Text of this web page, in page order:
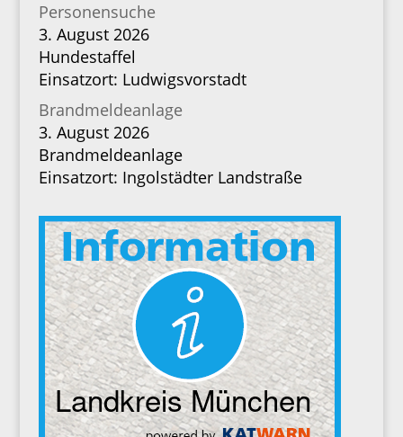
Personensuche
3. August 2026
Hundestaffel
Einsatzort: Ludwigsvorstadt
Brandmeldeanlage
3. August 2026
Brandmeldeanlage
Einsatzort: Ingolstädter Landstraße